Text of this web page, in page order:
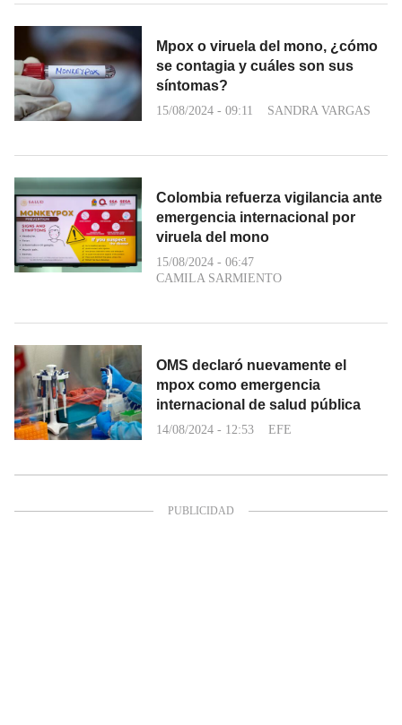
Mpox o viruela del mono, ¿cómo
se contagia y cuáles son sus
síntomas?
15/08/2024 - 09:11 SANDRA VARGAS
Colombia refuerza vigilancia ante
emergencia internacional por
viruela del mono
15/08/2024 - 06:47
CAMILA SARMIENTO
OMS declaró nuevamente el
mpox como emergencia
internacional de salud pública
14/08/2024 - 12:53 EFE